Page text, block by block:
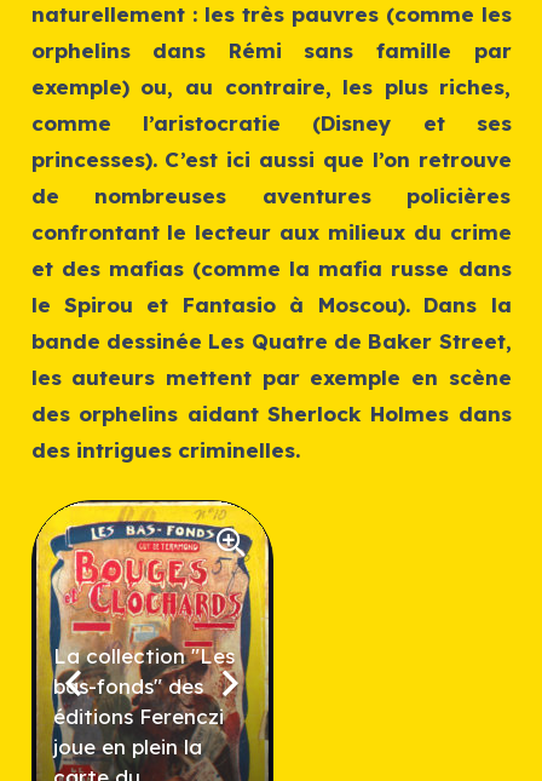
naturellement : les très pauvres (comme les
orphelins dans Rémi sans famille par
exemple) ou, au contraire, les plus riches,
comme l’aristocratie (Disney et ses
princesses). C’est ici aussi que l’on retrouve
de nombreuses aventures policières
confrontant le lecteur aux milieux du crime
et des mafias (comme la mafia russe dans
le Spirou et Fantasio à Moscou). Dans la
bande dessinée Les Quatre de Baker Street,
les auteurs mettent par exemple en scène
des orphelins aidant Sherlock Holmes dans
des intrigues criminelles.
La collection "Les
bas-fonds" des
éditions Ferenczi
joue en plein la